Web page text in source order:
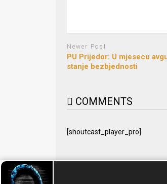
Newer Post
PU Prijedor: U mjesecu
stanje bezbjednosti
COMMENTS
[shoutcast_player_pro]